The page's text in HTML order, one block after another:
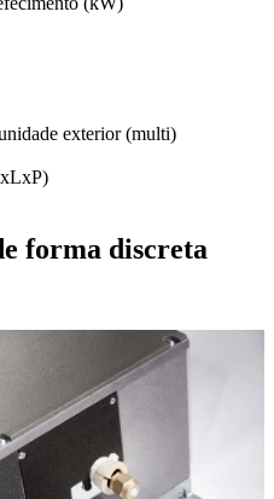
exterior (multi)
forma discreta